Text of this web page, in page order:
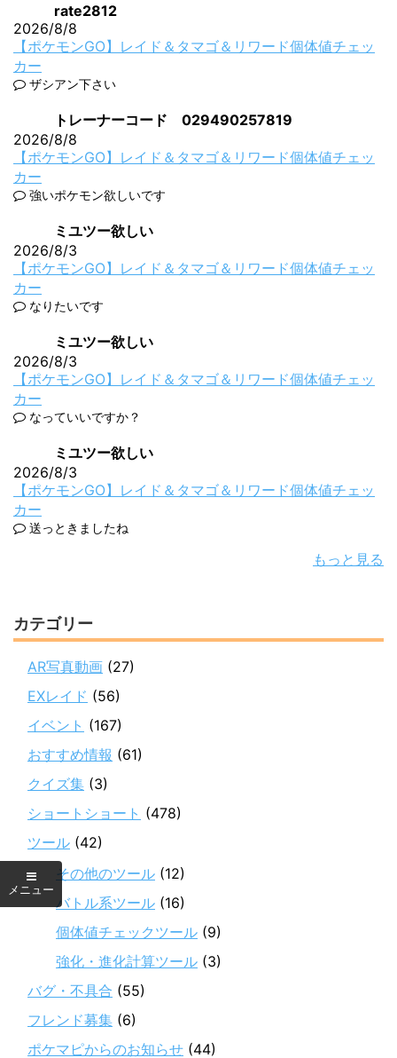
rate2812
2026/8/8
【ポケモンGO】レイド＆タマゴ＆リワード個体値チェッ
カー
ザシアン下さい
トレーナーコード 029490257819
2026/8/8
【ポケモンGO】レイド＆タマゴ＆リワード個体値チェッ
カー
強いポケモン欲しいです
ミユツー欲しい
2026/8/3
【ポケモンGO】レイド＆タマゴ＆リワード個体値チェッ
カー
なりたいです
ミユツー欲しい
2026/8/3
【ポケモンGO】レイド＆タマゴ＆リワード個体値チェッ
カー
なっていいですか？
ミユツー欲しい
2026/8/3
【ポケモンGO】レイド＆タマゴ＆リワード個体値チェッ
カー
送っときましたね
もっと見る
カテゴリー
AR写真動画 (27)
EXレイド (56)
イベント (167)
おすすめ情報 (61)
クイズ集 (3)
ショートショート (478)
ツール (42)
その他のツール (12)
バトル系ツール (16)
個体値チェックツール (9)
強化・進化計算ツール (3)
バグ・不具合 (55)
フレンド募集 (6)
ポケマピからのお知らせ (44)